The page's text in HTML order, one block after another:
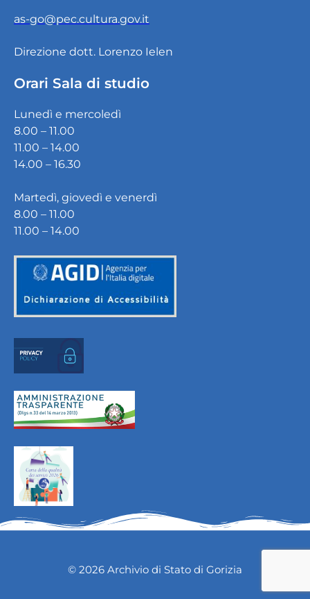
as-go@pec.cultura.gov.it
Direzione dott. Lorenzo Ielen
Orari Sala di studio
Lunedì e mercoledì
8.00 – 11.00
11.00 – 14.00
14.00 – 16.30
Martedì, giovedì e venerdì
8.00 – 11.00
11.00 – 14.00
© 2026 Archivio di Stato di Gorizia